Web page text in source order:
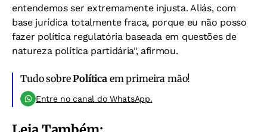
entendemos ser extremamente injusta. Aliás, com
base jurídica totalmente fraca, porque eu não posso
fazer política regulatória baseada em questões de
natureza política partidária", afirmou.
Tudo sobrePolítica em primeira mão!
Entre no canal do WhatsApp.